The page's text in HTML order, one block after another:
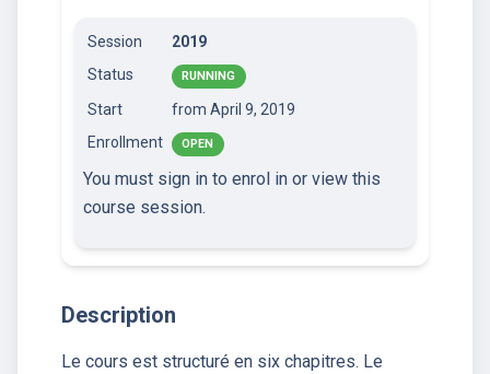
Session
2019
Status
RUNNING
Start
from April 9, 2019
Enrollment
OPEN
You must sign in to enrol in or view this
course session.
Description
Le cours est structuré en six chapitres. Le